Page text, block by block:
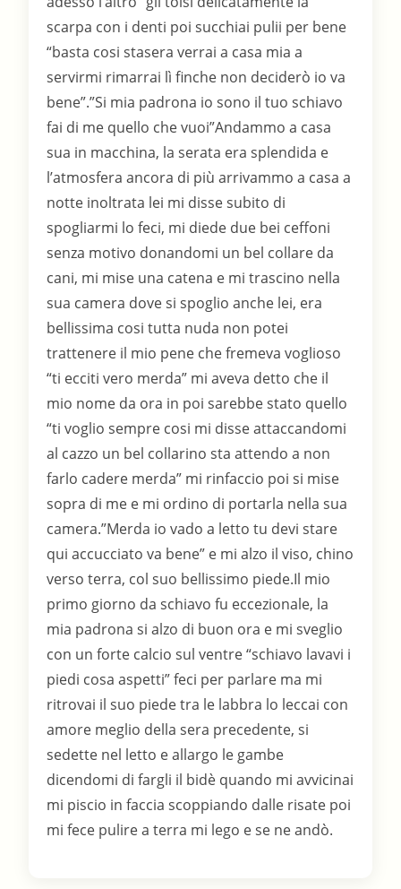
scarpa con i denti poi succhiai pulii per bene
“basta cosi stasera verrai a casa mia a
servirmi rimarrai lì finche non deciderò io va
bene”.”Si mia padrona io sono il tuo schiavo
fai di me quello che vuoi”Andammo a casa
sua in macchina, la serata era splendida e
l’atmosfera ancora di più arrivammo a casa a
notte inoltrata lei mi disse subito di
spogliarmi lo feci, mi diede due bei ceffoni
senza motivo donandomi un bel collare da
cani, mi mise una catena e mi trascino nella
sua camera dove si spoglio anche lei, era
bellissima cosi tutta nuda non potei
trattenere il mio pene che fremeva voglioso
“ti ecciti vero merda” mi aveva detto che il
mio nome da ora in poi sarebbe stato quello
“ti voglio sempre cosi mi disse attaccandomi
al cazzo un bel collarino sta attendo a non
farlo cadere merda” mi rinfaccio poi si mise
sopra di me e mi ordino di portarla nella sua
camera.”Merda io vado a letto tu devi stare
qui accucciato va bene” e mi alzo il viso, chino
verso terra, col suo bellissimo piede.Il mio
primo giorno da schiavo fu eccezionale, la
mia padrona si alzo di buon ora e mi sveglio
con un forte calcio sul ventre “schiavo lavavi i
piedi cosa aspetti” feci per parlare ma mi
ritrovai il suo piede tra le labbra lo leccai con
amore meglio della sera precedente, si
sedette nel letto e allargo le gambe
dicendomi di fargli il bidè quando mi avvicinai
mi piscio in faccia scoppiando dalle risate poi
mi fece pulire a terra mi lego e se ne andò.